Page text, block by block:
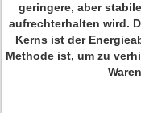
geringere, aber
aufrechterhalten wird.
Kerns ist der
Methode ist, um zu